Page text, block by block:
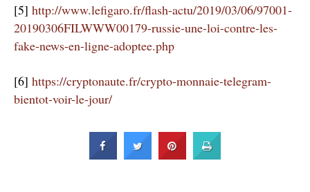
[5] http://www.lefigaro.fr/flash-actu/2019/03/06/97001-
20190306FILWWW00179-russie-une-loi-contre-les-
fake-news-en-ligne-adoptee.php
[6] https://cryptonaute.fr/crypto-monnaie-telegram-
bientot-voir-le-jour/